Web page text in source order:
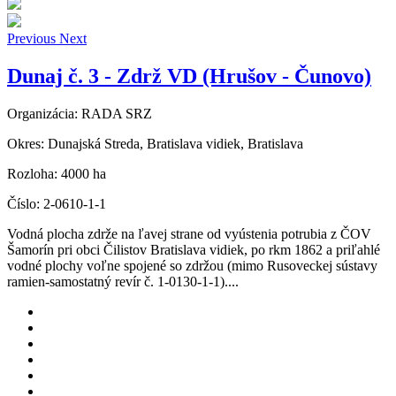
Previous Next
Dunaj č. 3 - Zdrž VD (Hrušov - Čunovo)
Organizácia: RADA SRZ
Okres: Dunajská Streda, Bratislava vidiek, Bratislava
Rozloha: 4000 ha
Číslo: 2-0610-1-1
Vodná plocha zdrže na ľavej strane od vyústenia potrubia z ČOV
Šamorín pri obci Čilistov Bratislava vidiek, po rkm 1862 a priľahlé
vodné plochy voľne spojené so zdržou (mimo Rusoveckej sústavy
ramien-samostatný revír č. 1-0130-1-1)....